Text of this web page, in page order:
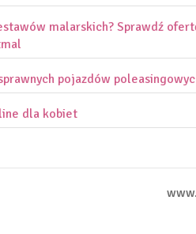
malarskich? Sprawdź
pojazdów
dla kobiet